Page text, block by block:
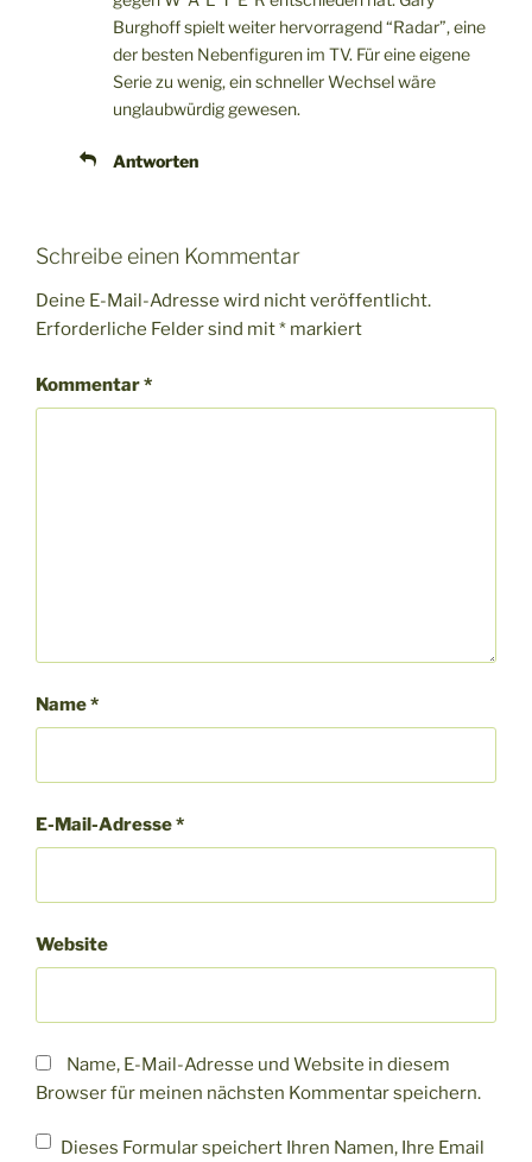
Burghoff spielt weiter hervorragend “Radar”, eine
der besten Nebenfiguren im TV. Für eine eigene
Serie zu wenig, ein schneller Wechsel wäre
unglaubwürdig gewesen.
Antworten
Schreibe einen Kommentar
Deine E-Mail-Adresse wird nicht veröffentlicht.
Erforderliche Felder sind mit* markiert
Kommentar*
Name*
E-Mail-Adresse*
Website
Name, E-Mail-Adresse und Website in diesem
Browser für meinen nächsten Kommentar speichern.
Dieses Formular speichert Ihren Namen, Ihre Email